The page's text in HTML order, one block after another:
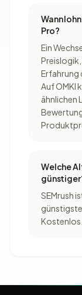
Wann
Pro?
Ein
Erfahrung
Auf OMKI
ähnlichen
Welche
SEMrush
Kostenlos.